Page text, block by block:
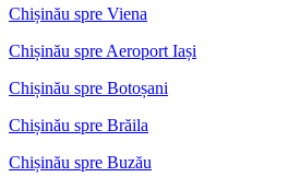
Chișinău spre Viena
Chișinău spre Aeroport Iași
Chișinău spre Botoșani
Chișinău spre Brăila
Chișinău spre Buzău